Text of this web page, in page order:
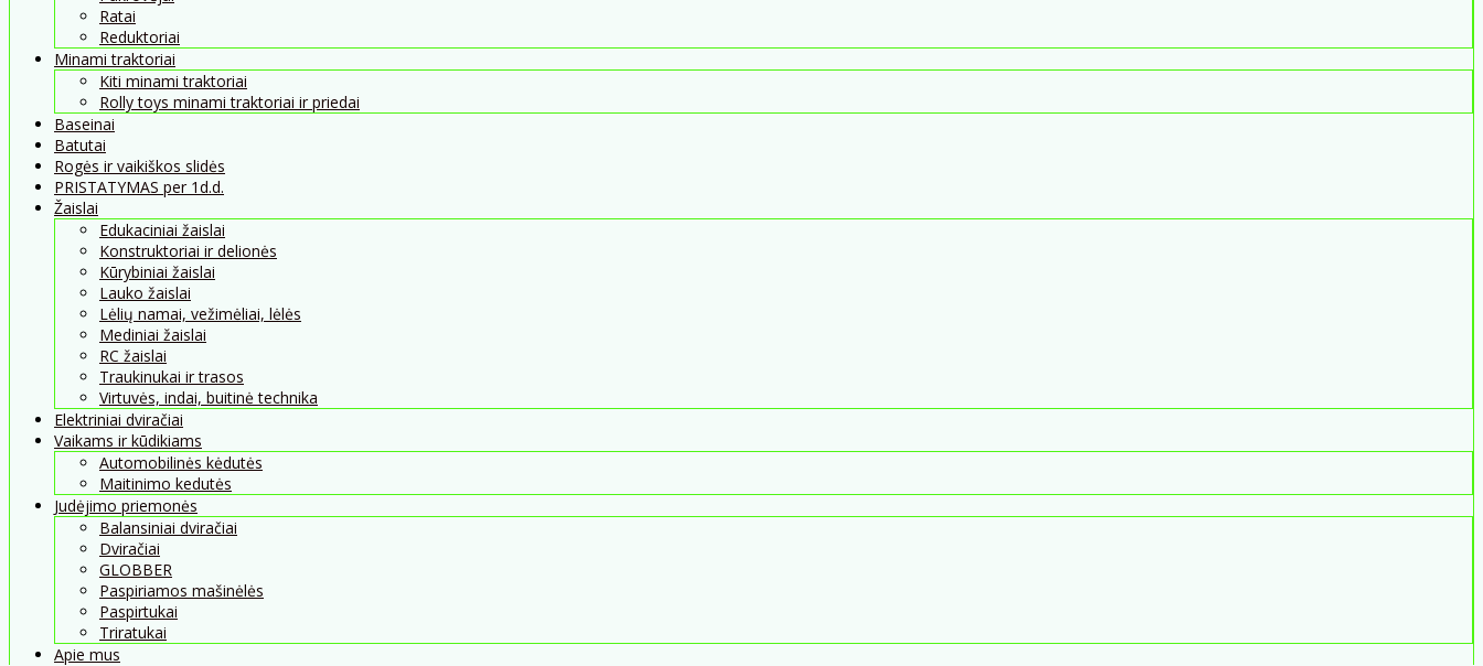
Ratai
Reduktoriai
Minami traktoriai
Kiti minami traktoriai
Rolly toys minami traktoriai ir priedai
Baseinai
Batutai
Rogės ir vaikiškos slidės
PRISTATYMAS per 1d.d.
Žaislai
Edukaciniai žaislai
Konstruktoriai ir delionės
Kūrybiniai žaislai
Lauko žaislai
Lėlių namai, vežimėliai, lėlės
Mediniai žaislai
RC žaislai
Traukinukai ir trasos
Virtuvės, indai, buitinė technika
Elektriniai dviračiai
Vaikams ir kūdikiams
Automobilinės kėdutės
Maitinimo kedutės
Judėjimo priemonės
Balansiniai dviračiai
Dviračiai
GLOBBER
Paspiriamos mašinėlės
Paspirtukai
Triratukai
Apie mus